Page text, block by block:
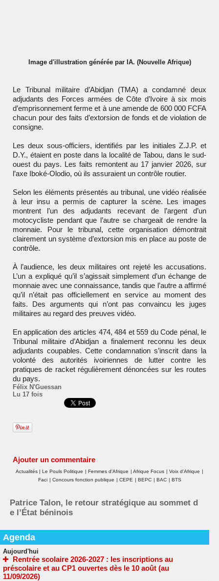
Image d'illustration générée par IA. (Nouvelle Afrique)
Le Tribunal militaire d’Abidjan (TMA) a condamné deux
adjudants des Forces armées de Côte d’Ivoire à six mois
d’emprisonnement ferme et à une amende de 600 000 FCFA
chacun pour des faits d’extorsion de fonds et de violation de
consigne.
Les deux sous-officiers, identifiés par les initiales Z.J.P. et
D.Y., étaient en poste dans la localité de Tabou, dans le sud-
ouest du pays. Les faits remontent au 17 janvier 2026, sur
l’axe Iboké-Olodio, où ils assuraient un contrôle routier.
Selon les éléments présentés au tribunal, une vidéo réalisée
à leur insu a permis de capturer la scène. Les images
montrent l’un des adjudants recevant de l’argent d’un
motocycliste pendant que l’autre se chargeait de rendre la
monnaie. Pour le tribunal, cette organisation démontrait
clairement un système d’extorsion mis en place au poste de
contrôle.
À l’audience, les deux militaires ont rejeté les accusations.
L’un a expliqué qu’il s’agissait simplement d’un échange de
monnaie avec une connaissance, tandis que l’autre a affirmé
qu’il n’était pas officiellement en service au moment des
faits. Des arguments qui n’ont pas convaincu les juges
militaires au regard des preuves vidéo.
En application des articles 474, 484 et 559 du Code pénal, le
Tribunal militaire d’Abidjan a finalement reconnu les deux
adjudants coupables. Cette condamnation s’inscrit dans la
volonté des autorités ivoiriennes de lutter contre les
pratiques de racket régulièrement dénoncées sur les routes
du pays.
Félix N'Guessan
Lu 17 fois
Ajouter un commentaire
Actualités | Le Pouls Politique | Femmes d'Afrique | Afrique Focus | Voix d'Afrique |
Faci | Concours fonction publique | CEPE | BEPC | BAC | BTS
Patrice Talon, le retour stratégique au sommet d
e l’État béninois
Agenda
Aujourd'hui
Rentrée scolaire 2026-2027 : les inscriptions au
préscolaire et au CP1 ouvertes dès le 10 août (au
11/09/2026)